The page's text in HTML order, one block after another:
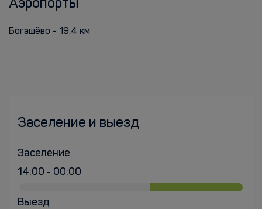
Аэропорты
Богашёво - 19.4 км
Заселение и выезд
Заселение
14:00 - 00:00
Выезд